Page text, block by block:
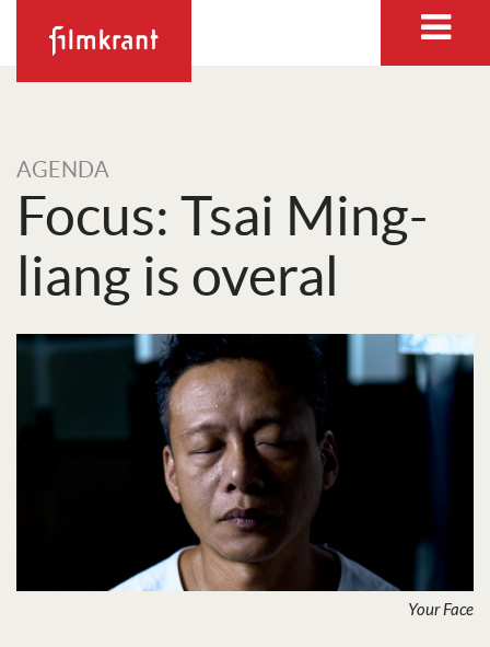
AGENDA
Focus: Tsai Ming-
liang is overal
Your Face